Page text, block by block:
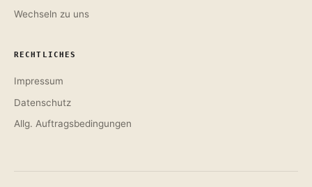
Wechseln zu uns
RECHTLICHES
Impressum
Datenschutz
Allg. Auftragsbedingungen